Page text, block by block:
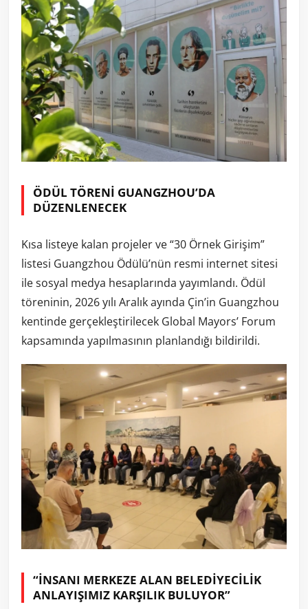
ÖDÜL TÖRENİ GUANGZHOU’DA
DÜZENLENECEK
Kısa listeye kalan projeler ve “30 Örnek Girişim”
listesi Guangzhou Ödülü’nün resmi internet sitesi
ile sosyal medya hesaplarında yayımlandı. Ödül
töreninin, 2026 yılı Aralık ayında Çin’in Guangzhou
kentinde gerçekleştirilecek Global Mayors’ Forum
kapsamında yapılmasının planlandığı bildirildi.
“İNSANI MERKEZE ALAN BELEDİYECİLİK
ANLAYIŞIMIZ KARŞILIK BULUYOR”